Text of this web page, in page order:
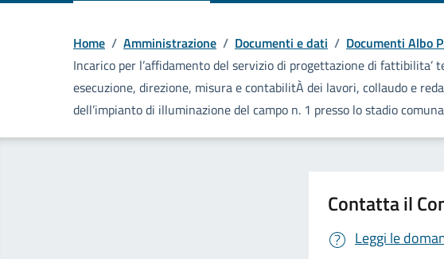
Home / Amministrazione / Documenti e dati / Documenti Albo
Incarico per l’affidamento del servizio di progettazione di
esecuzione, direzione, misura e contabilitÀ dei lavori, collaudo e
dell’impianto di illuminazione del campo n. 1 presso lo stadio
Contatta il
Leggi le